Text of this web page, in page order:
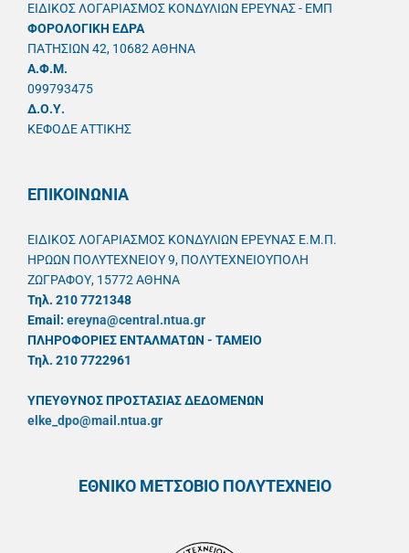
ΕΙΔΙΚΟΣ ΛΟΓΑΡΙΑΣΜΟΣ ΚΟΝΔΥΛΙΩΝ ΕΡΕΥΝΑΣ - ΕΜΠ
ΦΟΡΟΛΟΓΙΚΗ ΕΔΡΑ
ΠΑΤΗΣΙΩΝ 42, 10682 ΑΘΗΝΑ
A.Φ.Μ.
099793475
Δ.Ο.Υ.
ΚΕΦΟΔΕ ΑΤΤΙΚΗΣ
ΕΠΙΚΟΙΝΩΝΙΑ
ΕΙΔΙΚΟΣ ΛΟΓΑΡΙΑΣΜΟΣ ΚΟΝΔΥΛΙΩΝ ΕΡΕΥΝΑΣ Ε.Μ.Π.
ΗΡΩΩΝ ΠΟΛΥΤΕΧΝΕΙΟΥ 9, ΠΟΛΥΤΕΧΝΕΙΟΥΠΟΛΗ
ΖΩΓΡΑΦΟΥ, 15772 ΑΘΗΝΑ
Τηλ. 210 7721348
Email: ereyna@central.ntua.gr
ΠΛΗΡΟΦΟΡΙΕΣ ΕΝΤΑΛΜΑΤΩΝ - ΤΑΜΕΙΟ
Τηλ. 210 7722961
ΥΠΕΥΘYΝΟΣ ΠΡΟΣΤΑΣΙΑΣ ΔΕΔΟΜΕΝΩΝ
elke_dpo@mail.ntua.gr
ΕΘΝΙΚΟ ΜΕΤΣΟΒΙΟ ΠΟΛΥΤΕΧΝΕΙΟ